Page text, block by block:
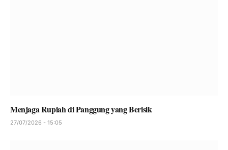
Menjaga Rupiah di Panggung yang Berisik
27/07/2026 - 15:05